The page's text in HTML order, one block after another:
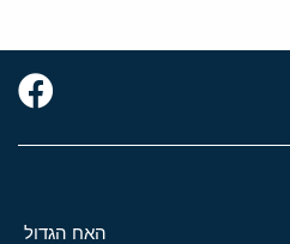
האח הגדול